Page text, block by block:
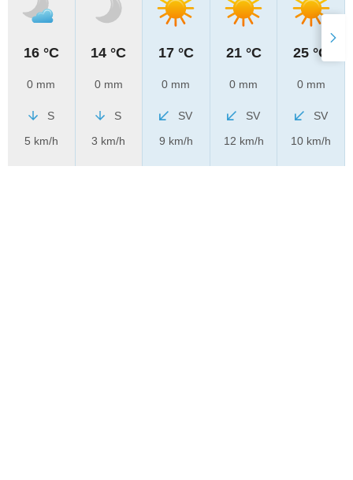
16 °C
0 mm
S
5 km/h
14 °C
0 mm
S
3 km/h
17 °C
0 mm
SV
9 km/h
21 °C
0 mm
SV
12 km/h
25 °C
0 mm
SV
10 km/h